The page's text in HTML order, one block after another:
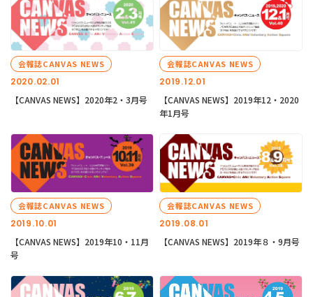
2020.02.01
会報誌CANVAS NEWS
【CANVAS NEWS】2020年2・3月号
2019.12.01
会報誌CANVAS NEWS
【CANVAS NEWS】2019年12・2020
年1月号
2019.10.01
会報誌CANVAS NEWS
【CANVAS NEWS】2019年10・11月
号
2019.08.01
会報誌CANVAS NEWS
【CANVAS NEWS】2019年８・9月号